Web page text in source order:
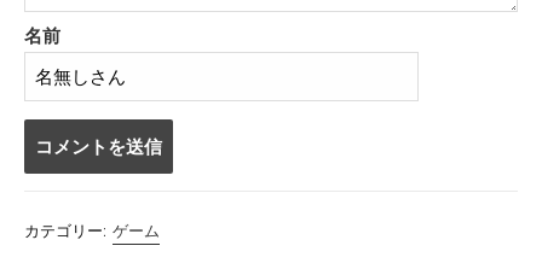
名前
メ
カテゴリー: ゲーム